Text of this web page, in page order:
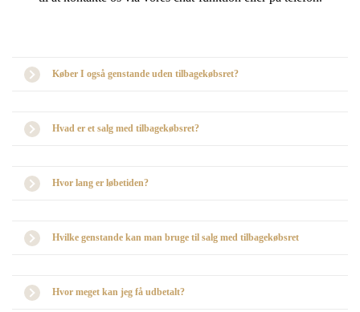
Køber I også genstande uden tilbagekøbsret?
Hvad er et salg med tilbagekøbsret?
Hvor lang er løbetiden?
Hvilke genstande kan man bruge til salg med tilbagekøbsret
Hvor meget kan jeg få udbetalt?